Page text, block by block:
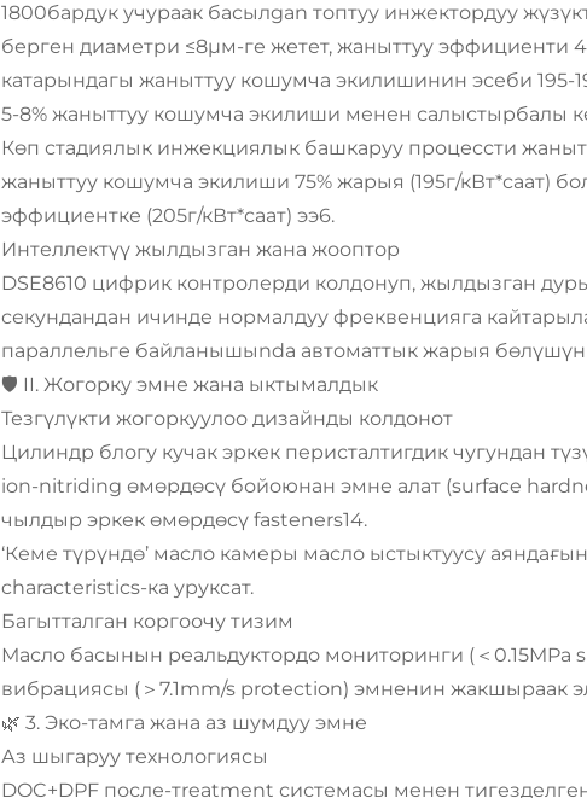
1800бардук учураак басылgan топтуу инжектордуу
берген диаметри ≤8μм-ге жетет, жаныттуу эффициенти
катарындагы жаныттуу кошумча экилишинин эсеби 195-
5-8% жаныттуу кошумча экилиши менен салыстырбалы
Көп стадиялык инжекциялык башкаруу процессти
жаныттуу кошумча экилиши 75% жарыя (195г/кВт*саат)
эффициентке (205г/кВт*саат) ээ6.
Интеллектүү жылдызган жана жооптор
DSE8610 цифрик контролерди колдонуп, жылдызган
секундандан ичинде нормалдуу фреквенцияга
параллельге байланышыnda автоматтык жарыя бөлүшүн
🛡️ II. Жогорку эмне жана ыктымалдык
Тезгүлүкти жогоркуулоо дизайнды колдонот
Цилиндр блогу кучак эркек перисталтигдик чугундан
ion-nitriding өмөрдөсү бойоюнан эмне алат (surface
чылдыр эркек өмөрдөсү fasteners14.
‘Кеме түрүндө’ масло камеры масло ыстыктуусу
characteristics-ка уруксат.
Багытталган коргоочу тизим
Масло басынын реальдуктордо мониторинги (＜0.15MPa
вибрациясы (＞7.1mm/s protection) эмненин жакшыраак
🌿 3. Эко-тамга жана аз шумдуу эмне
Аз шыгаруу технологиясы
DOC+DPF после-тreatment системасы менен